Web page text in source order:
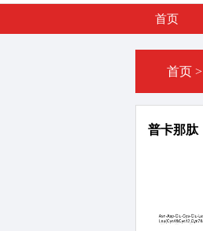
首页
首页 >
普卡那肽